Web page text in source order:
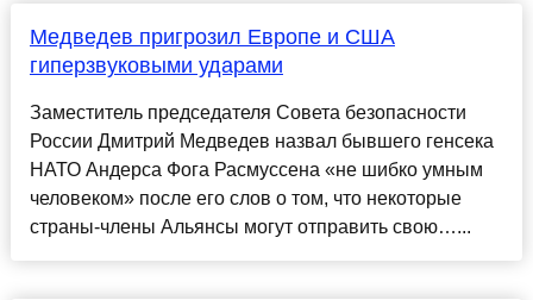
Медведев пригрозил Европе и США
гиперзвуковыми ударами
Заместитель председателя Совета безопасности
России Дмитрий Медведев назвал бывшего генсека
НАТО Андерса Фога Расмуссена «не шибко умным
человеком» после его слов о том, что некоторые
страны-члены Альянсы могут отправить свою…...